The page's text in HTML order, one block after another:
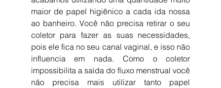
maior de papel higiênico a cada ida nossa
ao banheiro. Você não precisa retirar o seu
coletor para fazer as suas necessidades,
pois ele fica no seu canal vaginal, e isso não
influencia em nada. Como o coletor
impossibilita a saída do fluxo menstrual você
não precisa mais utilizar tanto papel